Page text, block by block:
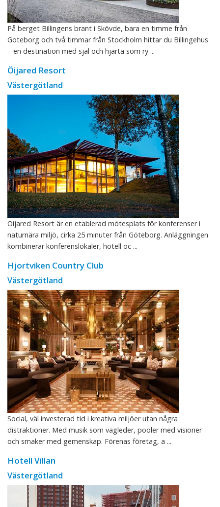
På berget Billingens brant i Skövde, bara en timme från
Göteborg och två timmar från Stockholm hittar du Billingehus
– en destination med själ och hjärta som ry ...
Öijared Resort
Västergötland
Öijared Resort är en etablerad mötesplats för konferenser i
naturnära miljö, cirka 25 minuter från Göteborg. Anläggningen
kombinerar konferenslokaler, hotell oc ...
Hjortviken Country Club
Västergötland
Social, väl investerad tid i kreativa miljöer utan några
distraktioner. Med musik som vägleder, pooler med visioner
och smaker med gemenskap. Förenas företag, a ...
Hotell Villan
Västergötland